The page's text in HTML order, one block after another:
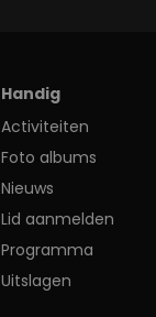
Handig
Activiteiten
Foto albums
Nieuws
Lid aanmelden
Programma
Uitslagen